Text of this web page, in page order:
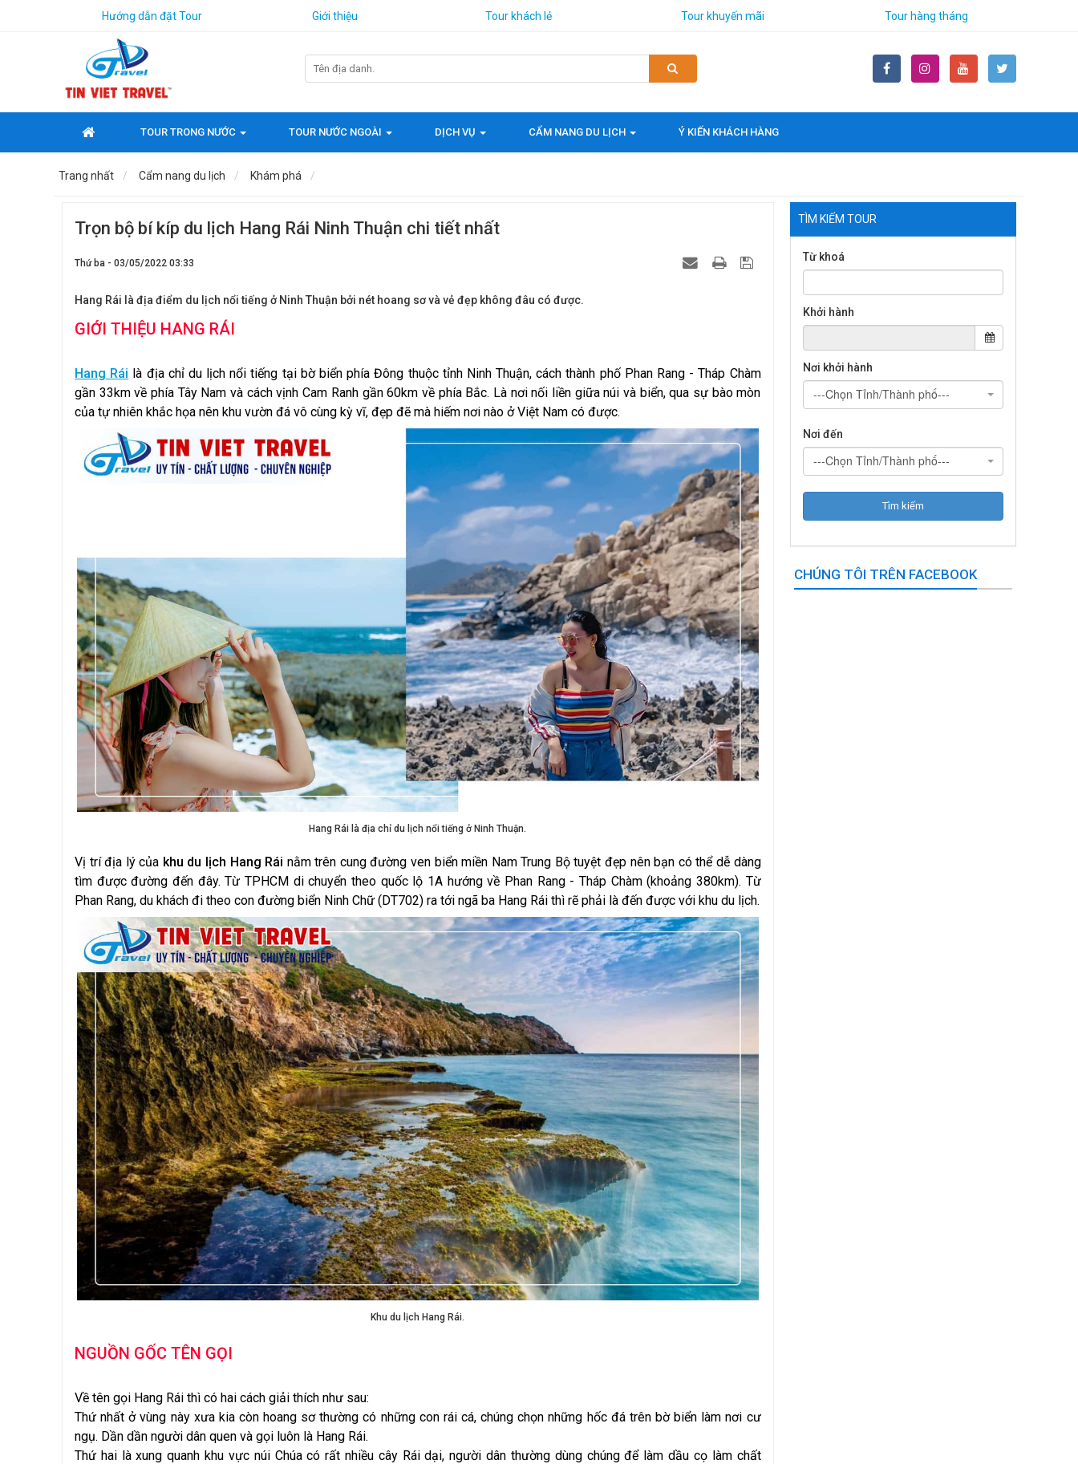
TOUR TRONG NƯỚC TOUR NƯỚC NGOÀI DỊCH VỤ CẨM NANG DU LỊCH Ý KIẾN KHÁCH HÀNG
Hướng dẫn đặt Tour Giới thiệu Tour khách lẻ Tour khuyến mãi Tour hàng tháng
Trang nhất Cẩm nang du lịch Khám phá
Trọn bộ bí kíp du lịch Hang Rái Ninh Thuận chi tiết nhất
Thứ ba - 03/05/2022 03:33
Hang Rái là địa điểm du lịch nổi tiếng ở Ninh Thuận bởi nét hoang sơ và vẻ đẹp không đâu có được.
GIỚI THIỆU HANG RÁI
Hang Rái là địa chỉ du lịch nổi tiếng tại bờ biển phía Đông thuộc tỉnh Ninh Thuận, cách thành phố Phan Rang - Tháp Chàm
gần 33km về phía Tây Nam và cách vịnh Cam Ranh gần 60km về phía Bắc. Là nơi nối liền giữa núi và biển, qua sự bào mòn
của tự nhiên khắc họa nên khu vườn đá vô cùng kỳ vĩ, đẹp đẽ mà hiếm nơi nào ở Việt Nam có được.
Hang Rái là địa chỉ du lịch nổi tiếng ở Ninh Thuận.
Vị trí địa lý của khu du lịch Hang Rái nằm trên cung đường ven biển miền Nam Trung Bộ tuyệt đẹp nên bạn có thể dễ dàng
tìm được đường đến đây. Từ TPHCM di chuyển theo quốc lộ 1A hướng về Phan Rang - Tháp Chàm (khoảng 380km). Từ
Phan Rang, du khách đi theo con đường biển Ninh Chữ (DT702) ra tới ngã ba Hang Rái thì rẽ phải là đến được với khu du lịch.
Khu du lịch Hang Rái.
NGUỒN GỐC TÊN GỌI
Về tên gọi Hang Rái thì có hai cách giải thích như sau:
Thứ nhất ở vùng này xưa kia còn hoang sơ thường có những con rái cá, chúng chọn những hốc đá trên bờ biển làm nơi cư
ngụ. Dần dần người dân quen và gọi luôn là Hang Rái.
Thứ hai là xung quanh khu vực núi Chúa có rất nhiều cây Rái dại, người dân thường dùng chúng để làm dầu cọ làm chất
TÌM KIẾM TOUR
Từ khoá
Khởi hành
Nơi khởi hành
---Chọn Tỉnh/Thành phố---
Nơi đến
---Chọn Tỉnh/Thành phố---
CHÚNG TÔI TRÊN FACEBOOK